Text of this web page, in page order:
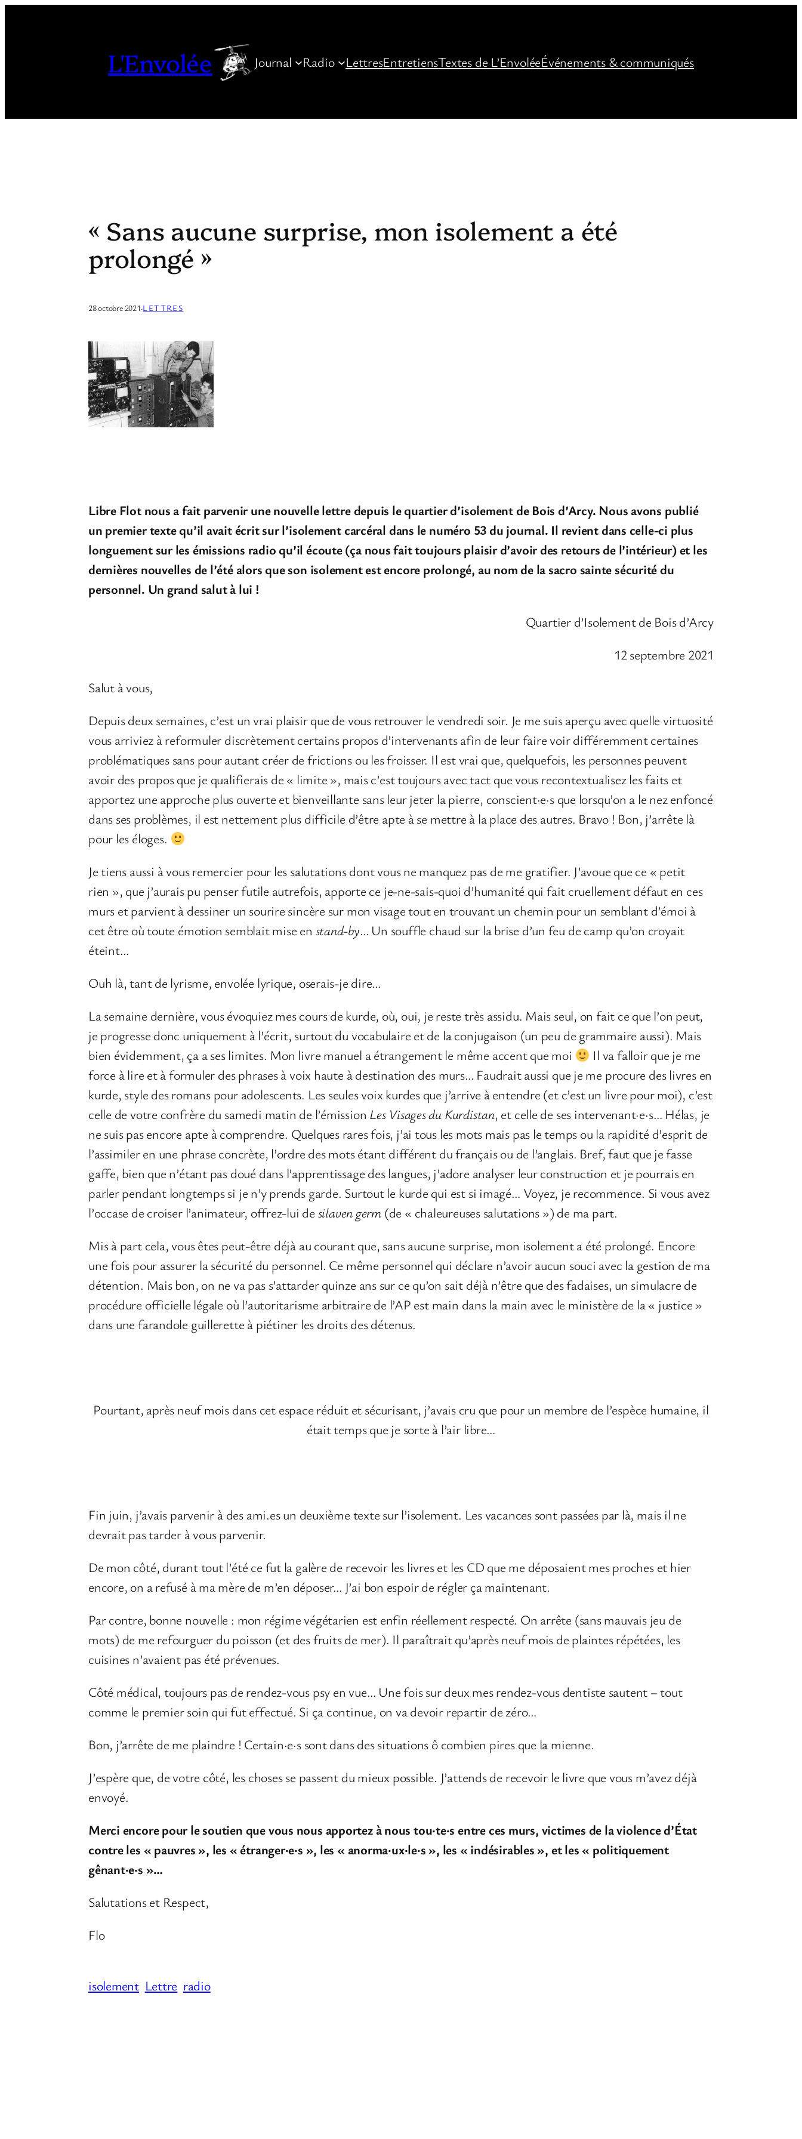
L'Envolée Journal Radio LettresEntretiensTextes de L’EnvoléeÉvénements & communiqués
« Sans aucune surprise, mon isolement a été
prolongé »
28 octobre 2021·LETTRES
Libre Flot nous a fait parvenir une nouvelle lettre depuis le quartier d’isolement de Bois d’Arcy. Nous avons publié
un premier texte qu’il avait écrit sur l’isolement carcéral dans le numéro 53 du journal. Il revient dans celle-ci plus
longuement sur les émissions radio qu’il écoute (ça nous fait toujours plaisir d’avoir des retours de l’intérieur) et les
dernières nouvelles de l’été alors que son isolement est encore prolongé, au nom de la sacro sainte sécurité du
personnel. Un grand salut à lui !
Quartier d’Isolement de Bois d’Arcy
12 septembre 2021
Salut à vous,
Depuis deux semaines, c’est un vrai plaisir que de vous retrouver le vendredi soir. Je me suis aperçu avec quelle virtuosité
vous arriviez à reformuler discrètement certains propos d’intervenants afin de leur faire voir différemment certaines
problématiques sans pour autant créer de frictions ou les froisser. Il est vrai que, quelquefois, les personnes peuvent
avoir des propos que je qualifierais de « limite », mais c’est toujours avec tact que vous recontextualisez les faits et
apportez une approche plus ouverte et bienveillante sans leur jeter la pierre, conscient·e·s que lorsqu’on a le nez enfoncé
dans ses problèmes, il est nettement plus difficile d’être apte à se mettre à la place des autres. Bravo ! Bon, j’arrête là
pour les éloges.
Je tiens aussi à vous remercier pour les salutations dont vous ne manquez pas de me gratifier. J’avoue que ce « petit
rien », que j’aurais pu penser futile autrefois, apporte ce je-ne-sais-quoi d’humanité qui fait cruellement défaut en ces
murs et parvient à dessiner un sourire sincère sur mon visage tout en trouvant un chemin pour un semblant d’émoi à
cet être où toute émotion semblait mise en stand-by… Un souffle chaud sur la brise d’un feu de camp qu’on croyait
éteint…
Ouh là, tant de lyrisme, envolée lyrique, oserais-je dire…
La semaine dernière, vous évoquiez mes cours de kurde, où, oui, je reste très assidu. Mais seul, on fait ce que l’on peut,
je progresse donc uniquement à l’écrit, surtout du vocabulaire et de la conjugaison (un peu de grammaire aussi). Mais
bien évidemment, ça a ses limites. Mon livre manuel a étrangement le même accent que moi
Il va falloir que je me
force à lire et à formuler des phrases à voix haute à destination des murs… Faudrait aussi que je me procure des livres en
kurde, style des romans pour adolescents. Les seules voix kurdes que j’arrive à entendre (et c’est un livre pour moi), c’est
celle de votre confrère du samedi matin de l’émission Les Visages du Kurdistan, et celle de ses intervenant·e·s… Hélas, je
ne suis pas encore apte à comprendre. Quelques rares fois, j’ai tous les mots mais pas le temps ou la rapidité d’esprit de
l’assimiler en une phrase concrète, l’ordre des mots étant différent du français ou de l’anglais. Bref, faut que je fasse
gaffe, bien que n’étant pas doué dans l’apprentissage des langues, j’adore analyser leur construction et je pourrais en
parler pendant longtemps si je n’y prends garde. Surtout le kurde qui est si imagé… Voyez, je recommence. Si vous avez
l’occase de croiser l’animateur, offrez-lui de silaven germ (de « chaleureuses salutations ») de ma part.
Mis à part cela, vous êtes peut-être déjà au courant que, sans aucune surprise, mon isolement a été prolongé. Encore
une fois pour assurer la sécurité du personnel. Ce même personnel qui déclare n’avoir aucun souci avec la gestion de ma
détention. Mais bon, on ne va pas s’attarder quinze ans sur ce qu’on sait déjà n’être que des fadaises, un simulacre de
procédure officielle légale où l’autoritarisme arbitraire de l’AP est main dans la main avec le ministère de la « justice »
dans une farandole guillerette à piétiner les droits des détenus.
Pourtant, après neuf mois dans cet espace réduit et sécurisant, j’avais cru que pour un membre de l’espèce humaine, il
était temps que je sorte à l’air libre…
Fin juin, j’avais parvenir à des ami.es un deuxième texte sur l’isolement. Les vacances sont passées par là, mais il ne
devrait pas tarder à vous parvenir.
De mon côté, durant tout l’été ce fut la galère de recevoir les livres et les CD que me déposaient mes proches et hier
encore, on a refusé à ma mère de m’en déposer… J’ai bon espoir de régler ça maintenant.
Par contre, bonne nouvelle : mon régime végétarien est enfin réellement respecté. On arrête (sans mauvais jeu de
mots) de me refourguer du poisson (et des fruits de mer). Il paraîtrait qu’après neuf mois de plaintes répétées, les
cuisines n’avaient pas été prévenues.
Côté médical, toujours pas de rendez-vous psy en vue… Une fois sur deux mes rendez-vous dentiste sautent − tout
comme le premier soin qui fut effectué. Si ça continue, on va devoir repartir de zéro…
Bon, j’arrête de me plaindre ! Certain·e·s sont dans des situations ô combien pires que la mienne.
J’espère que, de votre côté, les choses se passent du mieux possible. J’attends de recevoir le livre que vous m’avez déjà
envoyé.
Merci encore pour le soutien que vous nous apportez à nous tou·te·s entre ces murs, victimes de la violence d’État
contre les « pauvres », les « étranger·e·s », les « anorma·ux·le·s », les « indésirables », et les « politiquement
gênant·e·s »…
Salutations et Respect,
Flo
isolement Lettre radio